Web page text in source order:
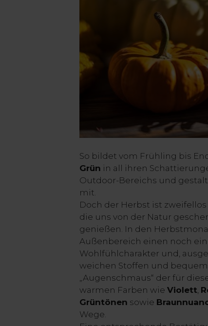
So bildet vom Frühling bis
Grün in all ihren
Outdoor-Bereichs und
mit.
Doch der Herbst ist
die uns von der Natur
genießen. In den
Außenbereich einen noch
Wohlfühlcharakter und,
weichen Stoffen und
„Augenschmaus“ der für
warmen Farben wie Violett,
Grüntönen sowie
Wege.